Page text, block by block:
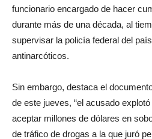
funcionario encargado de hacer
durante más de una década, al
supervisar la policía federal del
antinarcóticos.
Sin embargo, destaca el
de este jueves, “el acusado
aceptar millones de dólares en
de tráfico de drogas a la que juró